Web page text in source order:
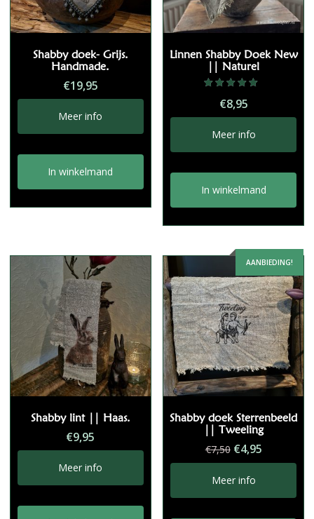
Shabby doek- Grijs.
Handmade.
€19,95
Meer info
In winkelmand
Linnen Shabby Doek New
|| Naturel
5.00
uit 5
€8,95
Meer info
In winkelmand
Shabby lint || Haas.
€9,95
Meer info
AANBIEDING!
Shabby doek Sterrenbeeld
|| Tweeling
€7,50
prijs
was:
€7,50.
€4,95Huidige
prijs
€4,95.
Meer info